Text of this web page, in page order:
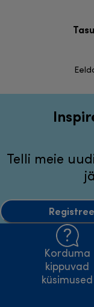
Telli meie
Korduma
kippuvad
küsimused